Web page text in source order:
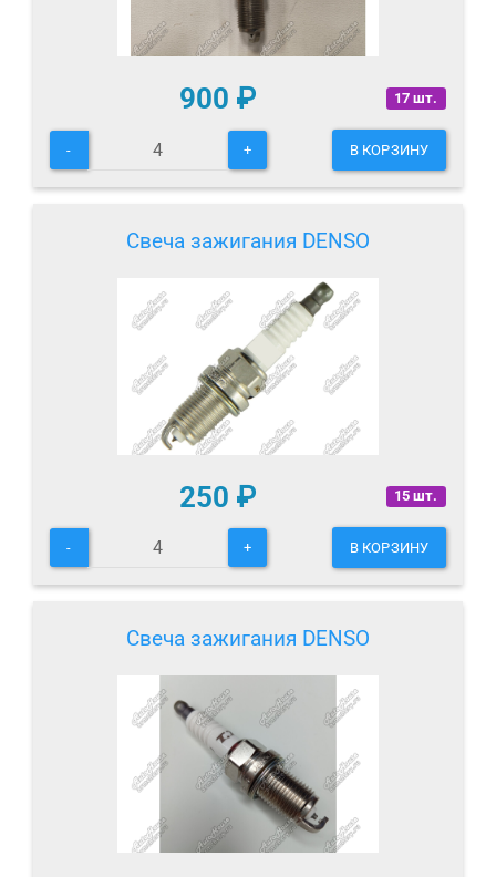
17 шт.
900 ₽
- + В КОРЗИНУ
Свеча зажигания DENSO
15 шт.
250 ₽
- + В КОРЗИНУ
Свеча зажигания DENSO